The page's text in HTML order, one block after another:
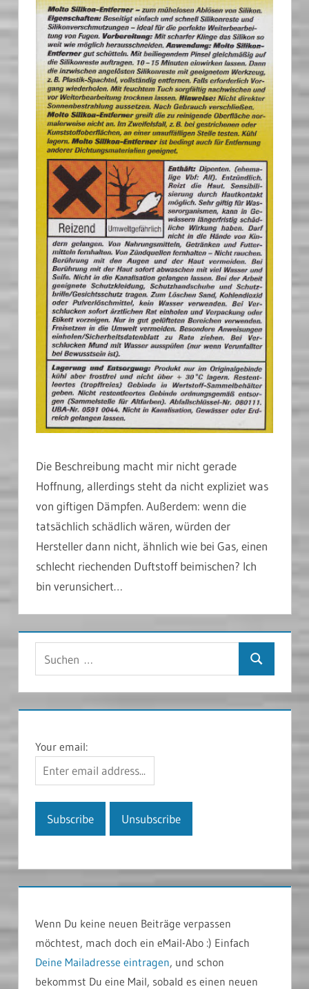
Die Beschreibung macht mir nicht gerade
Hoffnung, allerdings steht da nicht expliziet was
von giftigen Dämpfen. Außerdem: wenn die
tatsächlich schädlich wären, würden der
Hersteller dann nicht, ähnlich wie bei Gas, einen
schlecht riechenden Duftstoff beimischen? Ich
bin verunsichert…
Suchen
Your email:
Wenn Du keine neuen Beiträge verpassen
möchtest, mach doch ein eMail-Abo :) Einfach
Deine Mailadresse eintragen, und schon
bekommst Du eine Mail, sobald es einen neuen